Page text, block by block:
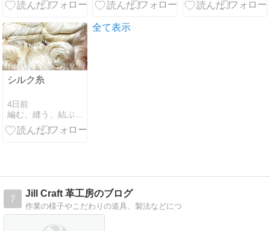
シルク糸
4日前
編む、縫う、結ぶ、そして学ぶ in 横浜 大和 神奈川
全て表示
7
Jill Craft 革工房のブログ
作業の様子やこだわりの道具、製法などにつ